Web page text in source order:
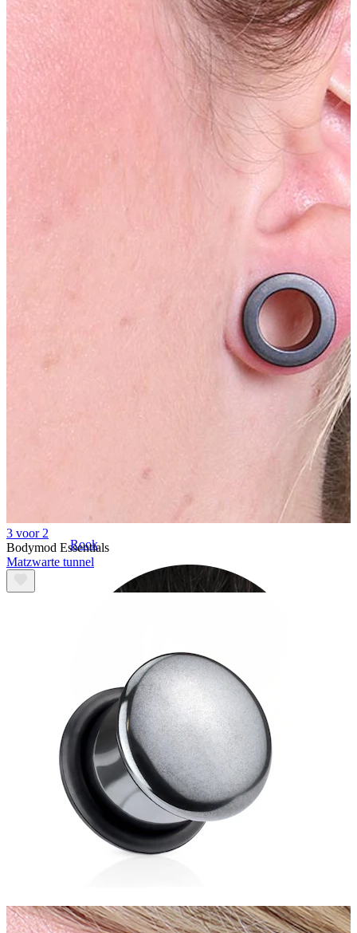
Rook
Stretching
3 voor 2
Bodymod Essentials
Matzwarte tunnel